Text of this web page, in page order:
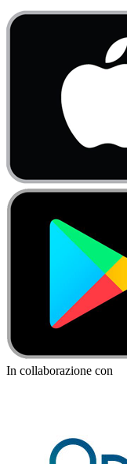
In collaborazione con